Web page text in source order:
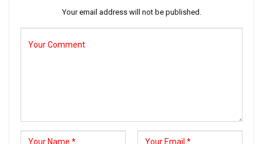
Your email address will not be published.